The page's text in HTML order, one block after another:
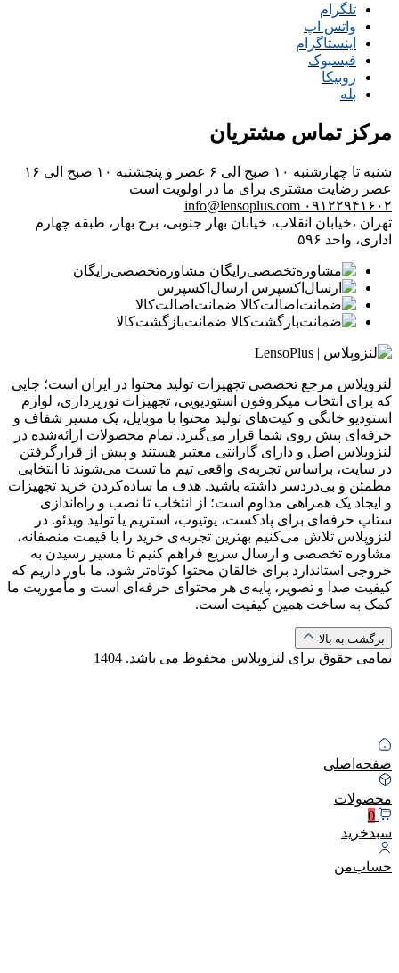
تلگرام
واتس اپ
اینستاگرام
فیسبوک
روبیکا
بله
مرکز تماس مشتریان
شنبه تا چهارشنبه ۱۰ صبح الی ۶ عصر و پنجشنبه ۱۰ صبح الی ۱۶
عصر رضایت مشتری برای ما در اولویت است
۰۹۱۲۲۹۴۱۶۰۲ info@lensoplus.com
تهران ،خیابان انقلاب، خیابان بهار جنوبی، برج بهار، طبقه چهارم
اداری، واحد ۵۹۶
مشاوره‌تخصصی‌رایگان
ارسال‌اکسپرس
ضمانت‌اصالت‌کالا
ضمانت‌بازگشت‌کالا
لنزوپلاس مرجع تخصصی تجهیزات تولید محتوا در ایران است؛ جایی
که برای انتخاب میکروفون استودیویی، تجهیزات نورپردازی، لوازم
استودیو خانگی و کیت‌های تولید محتوا با موبایل، یک مسیر شفاف و
حرفه‌ای پیش روی شما قرار می‌گیرد. تمام محصولات ارائه‌شده در
لنزوپلاس اصل و دارای گارانتی معتبر هستند و پیش از قرارگرفتن
در سایت، براساس تجربه‌ی واقعی تیم ما تست می‌شوند تا انتخابی
مطمئن و بی‌دردسر داشته باشید. هدف ما ساده‌کردن خرید تجهیزات
و ایجاد یک همراهی مداوم است؛ از انتخاب تا نصب و راه‌اندازی
ستاپ حرفه‌ای برای پادکست، یوتیوب، استریم یا تولید ویدئو. در
لنزوپلاس تلاش می‌کنیم بهترین تجربه‌ی خرید را با قیمت منصفانه،
مشاوره تخصصی و ارسال سریع فراهم کنیم تا مسیر رسیدن به
خروجی استاندارد برای خالقان محتوا کوتاه‌تر شود. ما باور داریم که
کیفیت صدا و تصویر، پایه‌ی هر محتوای حرفه‌ای است و مأموریت ما
کمک به ساخت همین کیفیت است.
برگشت به بالا
تمامی حقوق برای لنزوپلاس محفوظ می باشد. 1404
صفحه‌اصلی
محصولات
0
سبد‌خرید
حساب‌من